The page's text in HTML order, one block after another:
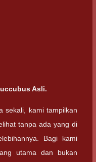
Asli.
sekali, kami tampilkan
tanpa ada yang di
Bagi kami
utama dan bukan